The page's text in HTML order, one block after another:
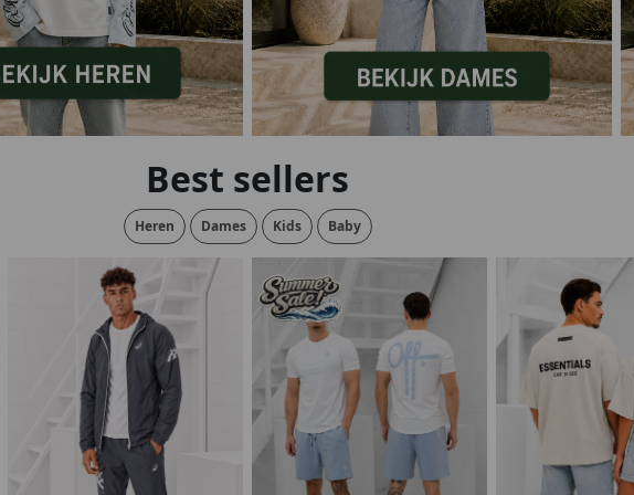
MID SEASON-SALE DAMES MID SEASON-
Best sellers
Heren Dames Kids Baby